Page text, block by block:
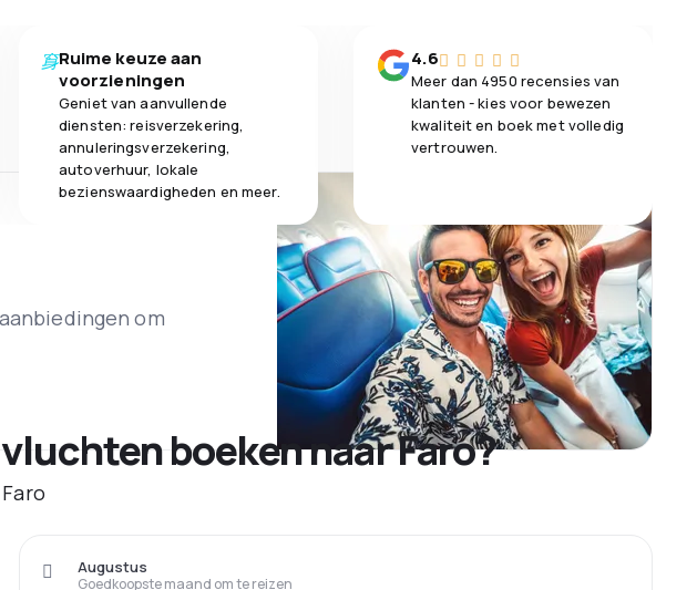
Ruime keuze aan
voorzieningen
Geniet van aanvullende
diensten: reisverzekering,
annuleringsverzekering,
autoverhuur, lokale
bezienswaardigheden en meer.
4.6
Meer dan 4950 recensies van
klanten - kies voor bewezen
kwaliteit en boek met volledig
vertrouwen.
om
boeken naar Faro?
Goedkoopste maand om te reizen
Augustus